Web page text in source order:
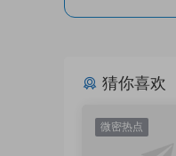
猜你喜欢
微密热点